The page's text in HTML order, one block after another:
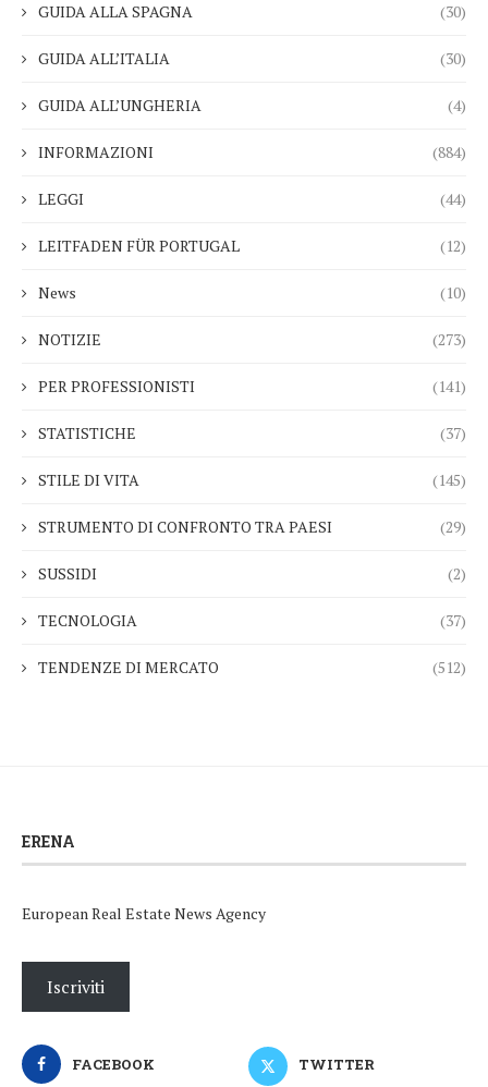
GUIDA ALLA SPAGNA (30)
GUIDA ALL’ITALIA (30)
GUIDA ALL’UNGHERIA (4)
INFORMAZIONI (884)
LEGGI (44)
LEITFADEN FÜR PORTUGAL (12)
News (10)
NOTIZIE (273)
PER PROFESSIONISTI (141)
STATISTICHE (37)
STILE DI VITA (145)
STRUMENTO DI CONFRONTO TRA PAESI (29)
SUSSIDI (2)
TECNOLOGIA (37)
TENDENZE DI MERCATO (512)
ERENA
European Real Estate News Agency
Iscriviti
FACEBOOK TWITTER